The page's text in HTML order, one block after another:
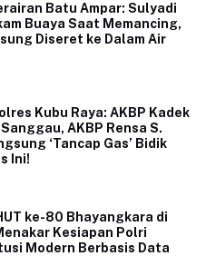
Batu Ampar: Sulyadi
Buaya Saat Memancing,
Diseret ke Dalam Air
Kubu Raya: AKBP Kadek
AKBP Rensa S.
‘Tancap Gas’ Bidik
Ini!
ke-80 Bhayangkara di
Kesiapan Polri
Modern Berbasis Data